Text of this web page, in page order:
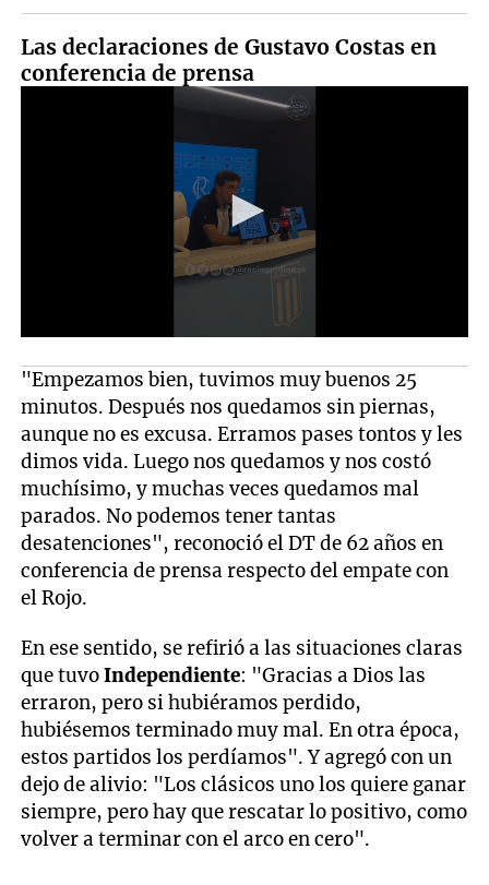
Las declaraciones de Gustavo Costas en
conferencia de prensa
"Empezamos bien, tuvimos muy buenos 25
minutos. Después nos quedamos sin piernas,
aunque no es excusa. Erramos pases tontos y les
dimos vida. Luego nos quedamos y nos costó
muchísimo, y muchas veces quedamos mal
parados. No podemos tener tantas
desatenciones", reconoció el DT de 62 años en
conferencia de prensa respecto del empate con
el Rojo.
En ese sentido, se refirió a las situaciones claras
que tuvoIndependiente: "Gracias a Dios las
erraron, pero si hubiéramos perdido,
hubiésemos terminado muy mal. En otra época,
estos partidos los perdíamos". Y agregó con un
dejo de alivio: "Los clásicos uno los quiere ganar
siempre, pero hay que rescatar lo positivo, como
volver a terminar con el arco en cero".